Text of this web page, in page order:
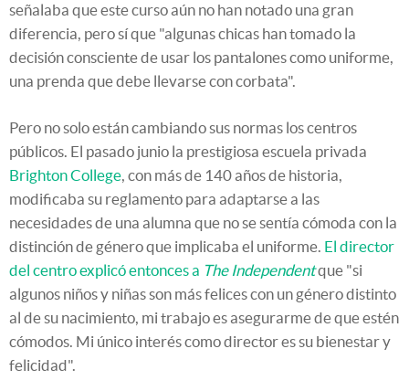
señalaba que este curso aún no han notado una gran
diferencia, pero sí que "algunas chicas han tomado la
decisión consciente de usar los pantalones como uniforme,
una prenda que debe llevarse con corbata".
Pero no solo están cambiando sus normas los centros
públicos. El pasado junio la prestigiosa escuela privada
Brighton College, con más de 140 años de historia,
modificaba su reglamento para adaptarse a las
necesidades de una alumna que no se sentía cómoda con la
distinción de género que implicaba el uniforme. El director
del centro explicó entonces a The Independentque "si
algunos niños y niñas son más felices con un género distinto
al de su nacimiento, mi trabajo es asegurarme de que estén
cómodos. Mi único interés como director es su bienestar y
felicidad".